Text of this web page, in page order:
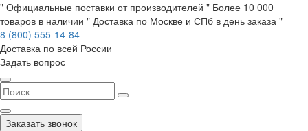
" Официальные поставки от производителей " Более 10 000
товаров в наличии " Доставка по Москве и СПб в день заказа "
8 (800) 555-14-84
Доставка по всей России
Задать вопрос
Заказать звонок